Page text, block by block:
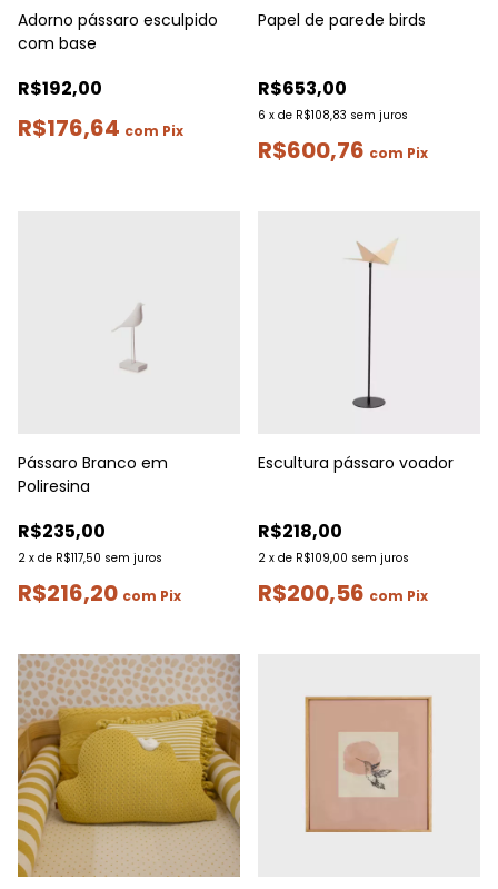
Adorno pássaro esculpido
com base
R$192,00
R$176,64 com Pix
Papel de parede birds
R$653,00
6 x de R$108,83 sem juros
R$600,76 com Pix
Pássaro Branco em
Poliresina
R$235,00
2 x de R$117,50 sem juros
R$216,20 com Pix
Escultura pássaro voador
R$218,00
2 x de R$109,00 sem juros
R$200,56 com Pix